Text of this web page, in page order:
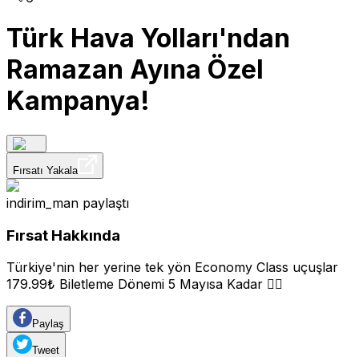
Türk Hava Yolları'ndan
Ramazan Ayına Özel
Kampanya!
Fırsatı Yakala
indirim_man paylaştı
Fırsat Hakkında
Türkiye'nin her yerine tek yön Economy Class uçuşlar
179.99₺ Biletleme Dönemi 5 Mayısa Kadar 👍🏽
Paylaş
Tweet